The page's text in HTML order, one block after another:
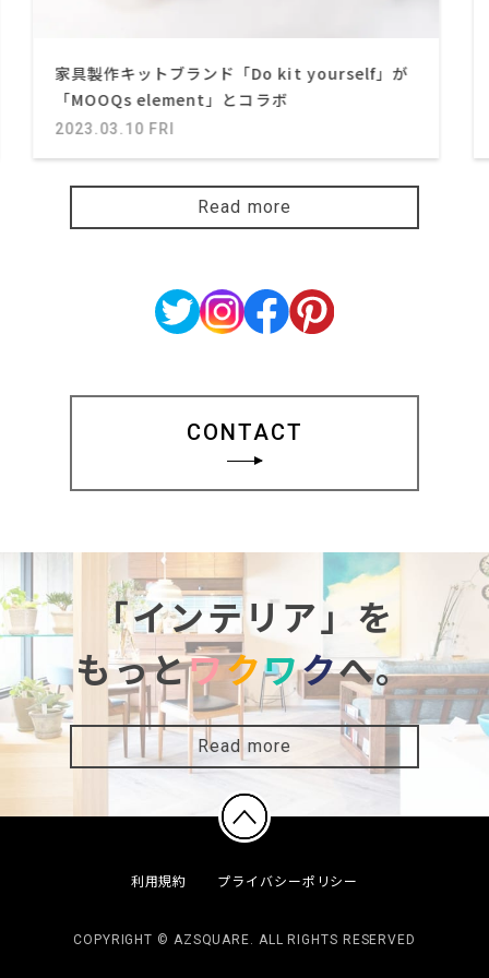
家具製作キットブランド「Do kit yourself」が
「MOOQs element」とコラボ
2023.03.10 FRI
Read more
CONTACT
「インテリア」を
もっとワクワクへ。
Read more
利用規約 プライバシーポリシー
COPYRIGHT © AZSQUARE. ALL RIGHTS RESERVED